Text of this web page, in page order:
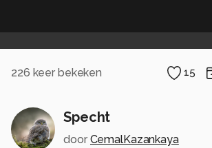
226 keer bekeken 15
Specht
door CemalKazankaya